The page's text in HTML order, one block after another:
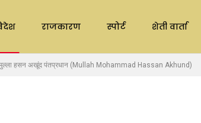
राजकारण स्पोर्ट शेती वार्ता
मुल्ला हसन अखूंद पंतप्रधान (Mullah Mohammad Hassan Akhund)